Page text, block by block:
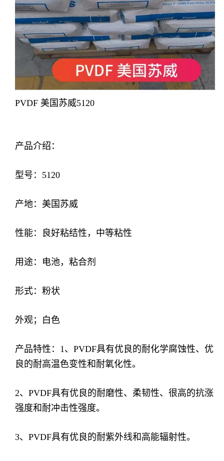
PVDF 美国苏威5120
产品介绍：
型号：5120
产地：美国苏威
性能：良好粘结性，中等粘性
用途：电池，粘合剂
形式：粉状
外观；白色
产品特性：1、PVDF具有优良的耐化学腐蚀性、优
良的耐高温色变性和耐氧化性。
2、PVDF具有优良的耐磨性、柔韧性、很高的抗涨
强度和耐冲击性强度。
3、PVDF具有优良的耐紫外线和高能辐射性。